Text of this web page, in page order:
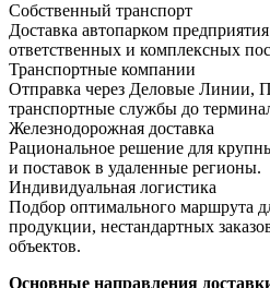
Собственный транспорт
Доставка автопарком
ответственных и комплексных
Транспортные компании
Отправка через Деловые Линии,
транспортные службы до
Железнодорожная доставка
Рациональное решение для
и поставок в удаленные регионы.
Индивидуальная логистика
Подбор оптимального маршрута
продукции, нестандартных
объектов.
Основные направления